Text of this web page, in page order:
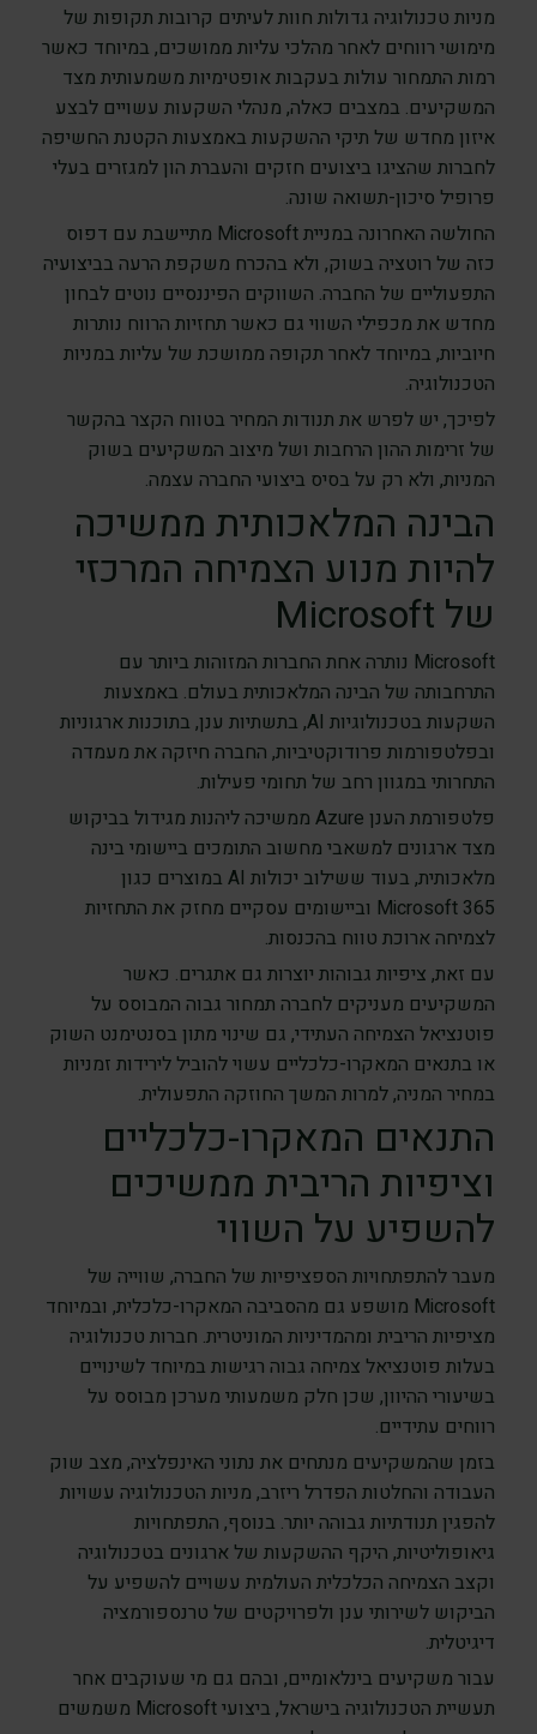
מניות טכנולוגיה גדולות חוות לעיתים קרובות תקופות של
מימושי רווחים לאחר מהלכי עליות ממושכים, במיוחד כאשר
רמות התמחור עולות בעקבות אופטימיות משמעותית מצד
המשקיעים. במצבים כאלה, מנהלי השקעות עשויים לבצע
איזון מחדש של תיקי ההשקעות באמצעות הקטנת החשיפה
לחברות שהציגו ביצועים חזקים והעברת הון למגזרים בעלי
פרופיל סיכון-תשואה שונה.
החולשה האחרונה במניית Microsoft מתיישבת עם דפוס
כזה של רוטציה בשוק, ולא בהכרח משקפת הרעה בביצועיה
התפעוליים של החברה. השווקים הפיננסיים נוטים לבחון
מחדש את מכפילי השווי גם כאשר תחזיות הרווח נותרות
חיוביות, במיוחד לאחר תקופה ממושכת של עליות במניות
הטכנולוגיה.
לפיכך, יש לפרש את תנודות המחיר בטווח הקצר בהקשר
של זרימות ההון הרחבות ושל מיצוב המשקיעים בשוק
המניות, ולא רק על בסיס ביצועי החברה עצמה.
הבינה המלאכותית ממשיכה
להיות מנוע הצמיחה המרכזי
של Microsoft
Microsoft נותרה אחת החברות המזוהות ביותר עם
התרחבותה של הבינה המלאכותית בעולם. באמצעות
השקעות בטכנולוגיות AI, בתשתיות ענן, בתוכנות ארגוניות
ובפלטפורמות פרודוקטיביות, החברה חיזקה את מעמדה
התחרותי במגוון רחב של תחומי פעילות.
פלטפורמת הענן Azure ממשיכה ליהנות מגידול בביקוש
מצד ארגונים למשאבי מחשוב התומכים ביישומי בינה
מלאכותית, בעוד ששילוב יכולות AI במוצרים כגון
Microsoft 365 וביישומים עסקיים מחזק את התחזיות
לצמיחה ארוכת טווח בהכנסות.
עם זאת, ציפיות גבוהות יוצרות גם אתגרים. כאשר
המשקיעים מעניקים לחברה תמחור גבוה המבוסס על
פוטנציאל הצמיחה העתידי, גם שינוי מתון בסנטימנט השוק
או בתנאים המאקרו-כלכליים עשוי להוביל לירידות זמניות
במחיר המניה, למרות המשך החוזקה התפעולית.
התנאים המאקרו-כלכליים
וציפיות הריבית ממשיכים
להשפיע על השווי
מעבר להתפתחויות הספציפיות של החברה, שווייה של
Microsoft מושפע גם מהסביבה המאקרו-כלכלית, ובמיוחד
מציפיות הריבית ומהמדיניות המוניטרית. חברות טכנולוגיה
בעלות פוטנציאל צמיחה גבוה רגישות במיוחד לשינויים
בשיעורי ההיוון, שכן חלק משמעותי מערכן מבוסס על
רווחים עתידיים.
בזמן שהמשקיעים מנתחים את נתוני האינפלציה, מצב שוק
העבודה והחלטות הפדרל ריזרב, מניות הטכנולוגיה עשויות
להפגין תנודתיות גבוהה יותר. בנוסף, התפתחויות
גיאופוליטיות, היקף ההשקעות של ארגונים בטכנולוגיה
וקצב הצמיחה הכלכלית העולמית עשויים להשפיע על
הביקוש לשירותי ענן ולפרויקטים של טרנספורמציה
דיגיטלית.
עבור משקיעים בינלאומיים, ובהם גם מי שעוקבים אחר
תעשיית הטכנולוגיה בישראל, ביצועי Microsoft משמשים